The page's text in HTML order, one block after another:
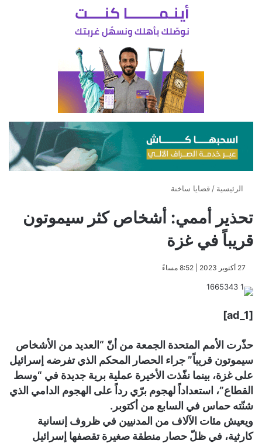
الرئيسية / قضايا ساخنة
تحذير أممي: أشخاص كثر سيموتون
قريباً في غزة
​27 أكتوبر 2023 | 8:52 مساءً
[ad_1]
حذّرت الأمم المتحدة الجمعة من أنّ “العديد من الأشخاص
سيموتون قريباً” جراء الحصار المحكم الذي تفرضه إسرائيل
على غزة، بينما نفّذت الأخيرة عملية برية جديدة في “وسط
القطاع”، استعداداً لهجوم برّي رداً على الهجوم الدامي الذي
شنّته حماس في السابع من أكتوبر.
ويعيش مئات الآلاف من المدنيين في ظروف إنسانية
كارثية، في ظلّ حصار منطقة صغيرة تقصفها إسرائيل